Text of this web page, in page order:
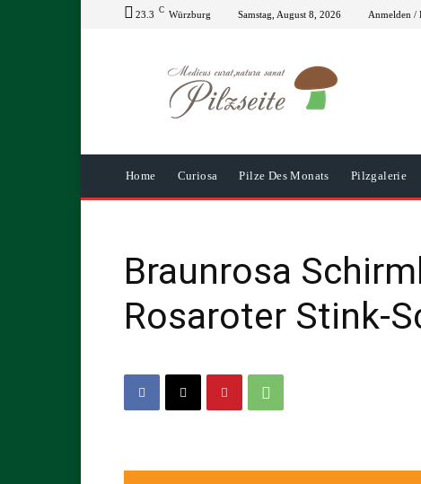
23.3 C Würzburg Samstag, August 8, 2026 Anmelden /
Home Curiosa Pilze Des Monats Pilzgalerie
Braunrosa
Rosaroter Stink-